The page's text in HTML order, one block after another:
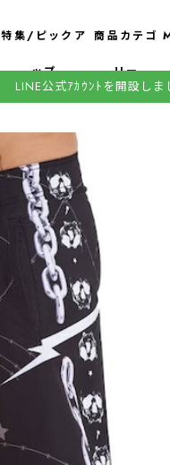
特集/ピックア
ップ
商品カテゴ
リー
LINE公式ｱｶｳﾝﾄを開設し